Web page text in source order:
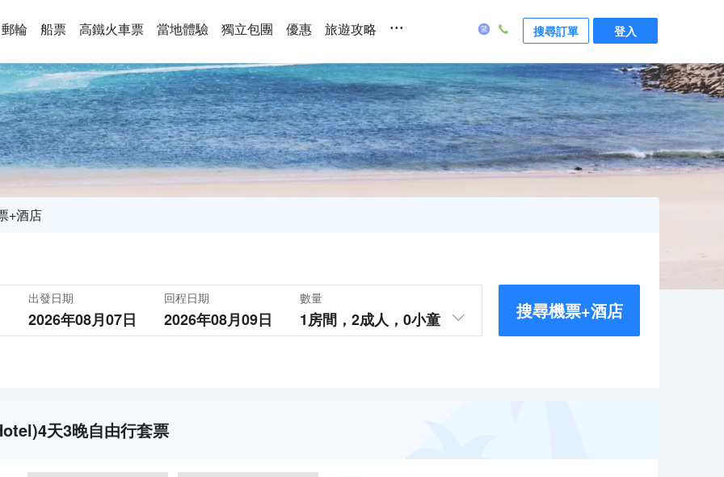
郵輪 船票 高鐵火車票 當地體驗 獨立包團 優惠 旅遊攻略 ... 搜尋訂單 登入
+酒店
出發日期
2026年08月07日
回程日期
2026年08月09日
數量
1房間， 2成人， 0小童 搜尋機票+酒店
天3晚自由行套票